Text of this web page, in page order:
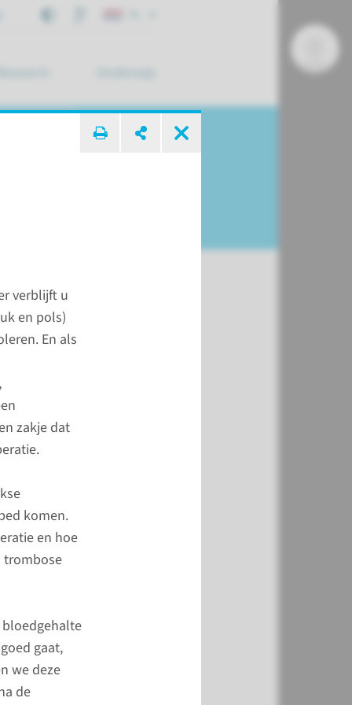
verblijft u
en pols)
En als
zakje dat
komen.
en hoe
trombose
bloedgehalte
gaat,
we deze
de
Pijn
Geneeskunde
57 55
van welk type